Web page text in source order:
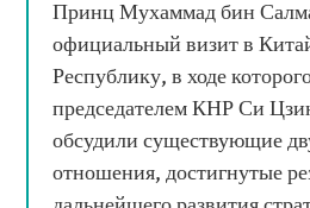
Принц Мухаммад бин
официальный визит в
Республику, в ходе
председателем КНР Си
обсудили существующие
отношения, достигнутые